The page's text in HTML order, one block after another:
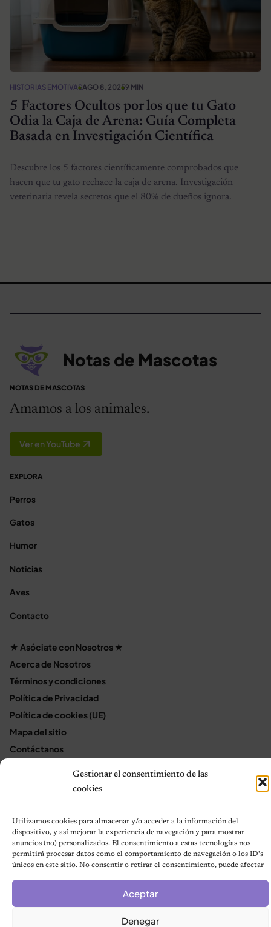
Gestionar el consentimiento de las
cookies
Utilizamos cookies para almacenar y/o acceder a la información del
dispositivo, y así mejorar la experiencia de navegación y para mostrar
anuncios (no) personalizados. El consentimiento a estas tecnologías nos
permitirá procesar datos como el comportamiento de navegación o los ID's
únicos en este sitio. No consentir o retirar el consentimiento, puede afectar
Aceptar
Denegar
HISTORIAS EMOTIVASAGO 8, 20259 MIN
5 Factores Ocultos por los que tu Gato
Odia la Caja de Arena: Guía Completa
Basada en Investigación Científica
Descubre los 5 factores científicamente comprobados que
hacen que tu gato rechace la caja de arena. Investigación
veterinaria revela secretos que el 80% de dueños ignora.
Notas de Mascotas
NOTAS DE MASCOTAS
Amamos a los animales.
Ver en YouTube
EXPLORA
Perros
Gatos
Humor
Noticias
Aves
Contacto
★ Asóciate con Nosotros ★
Acerca de Nosotros
Términos y condiciones
Política de Privacidad
Política de cookies (UE)
Mapa del sitio
Contáctanos
Política de privacidad